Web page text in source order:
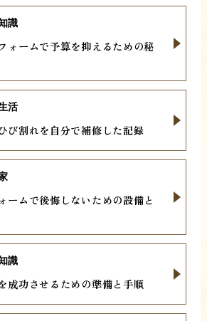
ォームで予算を抑えるための秘
識
び割れを自分で補修した記録
活
ームで後悔しないための設備と
成功させるための準備と手順
識